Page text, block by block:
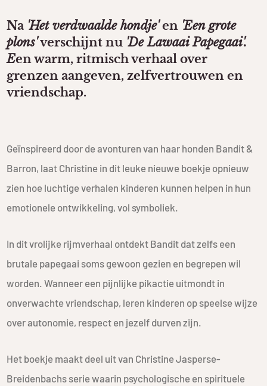
Na 'Het verdwaalde hondje'en 'Een grote
plons'verschijnt nu 'De Lawaai Papegaai'.
Een warm, ritmisch verhaal over
grenzen aangeven, zelfvertrouwen en
vriendschap.
Geïnspireerd door de avonturen van haar honden Bandit &
Barron, laat Christine in dit leuke nieuwe boekje opnieuw
zien hoe luchtige verhalen kinderen kunnen helpen in hun
emotionele ontwikkeling, vol symboliek.
In dit vrolijke rijmverhaal ontdekt Bandit dat zelfs een
brutale papegaai soms gewoon gezien en begrepen wil
worden. Wanneer een pijnlijke pikactie uitmondt in
onverwachte vriendschap, leren kinderen op speelse wijze
over autonomie, respect en jezelf durven zijn.
Het boekje maakt deel uit van Christine Jasperse-
Breidenbachs serie waarin psychologische en spirituele